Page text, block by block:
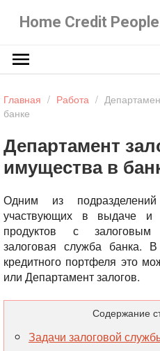
Home Credit People
Главная / Работа /
банке
Департамент
имущества в
Одним из
участвующих в выдаче и
продуктов с залоговым
залоговая служба банка.
кредитного портфеля это
или Департамент залогов.
Содержание
Задачи залоговой